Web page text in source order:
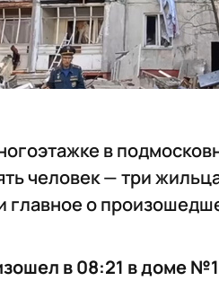
в
человек — три
главное о
в 08:21 в доме